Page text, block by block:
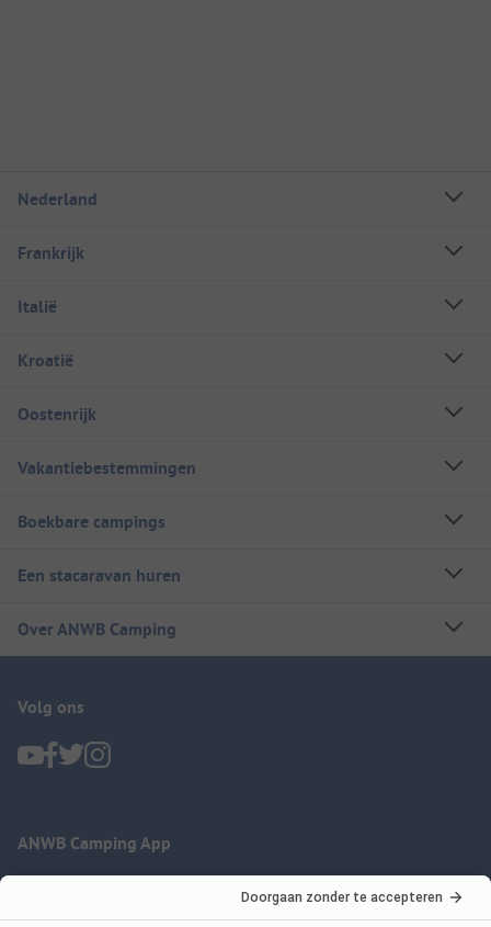
Nederland
Frankrijk
Italië
Kroatië
Oostenrijk
Vakantiebestemmingen
Boekbare campings
Een stacaravan huren
Over ANWB Camping
Volg ons
ANWB Camping App